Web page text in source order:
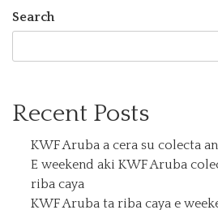
Search
Recent Posts
KWF Aruba a cera su colecta
E weekend aki KWF Aruba
riba caya
KWF Aruba ta riba caya e